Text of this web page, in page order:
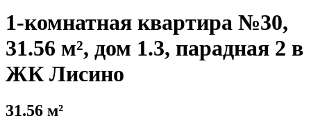
1-комнатная квартира №30,
31.56 м², дом 1.3, парадная 2 в
ЖК Лисино
31.56 м²